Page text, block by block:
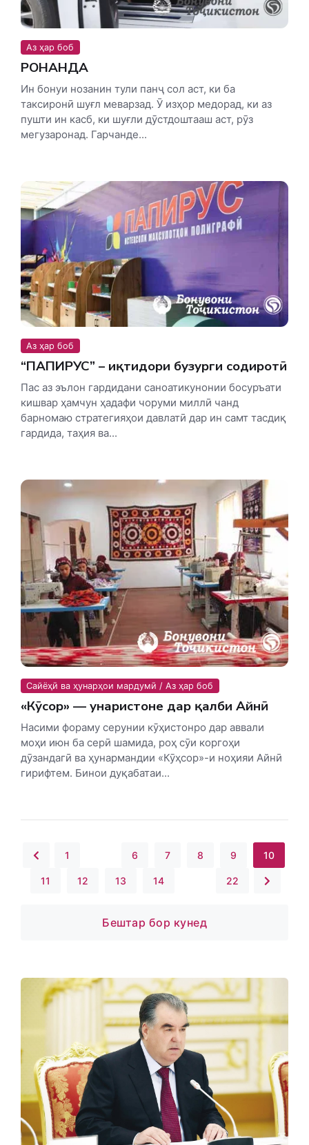
Аз ҳар боб
РОНАНДА
Ин бонуи нозанин тули панҷ сол аст, ки ба
таксиронӣ шуғл меварзад. Ӯ изҳор медорад, ки аз
пушти ин касб, ки шуғли дӯстдоштааш аст, рӯз
мегузаронад. Гарчанде...
Аз ҳар боб
“ПАПИРУС” – иқтидори бузурги содиротӣ
Пас аз эълон гардидани саноатикунонии босуръати
кишвар ҳамчун ҳадафи чоруми миллӣ чанд
барномаю стратегияҳои давлатӣ дар ин самт тасдиқ
гардида, таҳия ва...
Сайёҳӣ ва ҳунарҳои мардумӣ / Аз ҳар боб
«Кӯҳсор» — ҳунаристоне дар қалби Айнӣ
Насими фораму серунии кӯҳистонро дар аввали
моҳи июн ба серӣ шамида, роҳ сӯи коргоҳи
дӯзандагӣ ва ҳунармандии «Кӯҳсор»-и ноҳияи Айнӣ
гирифтем. Бинои дуқабатаи...
1 6 7 8 9 10
11 12 13 14 22
Бештар бор кунед